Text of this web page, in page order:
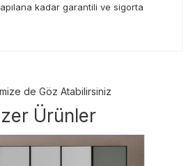
kadar garantili ve sigorta
de Göz Atabilirsiniz
Ürünler